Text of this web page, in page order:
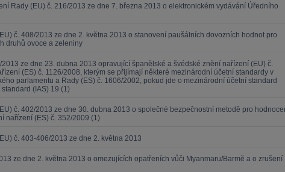
Rady (EU) č. 216/2013 ze dne 7. března 2013 o elektronickém vydávání Úředního
č. 408/2013 ze dne 2. května 2013 o stanovení paušálních dovozních hodnot pro
druhů ovoce a zeleniny
ze dne 23. dubna 2013 opravující španělské a švédské znění nařízení (EU) č.
(ES) č. 1126/2008, kterým se přijímají některé mezinárodní účetní standardy v
parlamentu a Rady (ES) č. 1606/2002, pokud jde o mezinárodní účetní standard
(IAS) 19 (1)
č. 402/2013 ze dne 30. dubna 2013 o společné bezpečnostní metodě pro
nařízení (ES) č. 352/2009 (1)
č. 403-406/2013 ze dne 2. května 2013
ze dne 2. května 2013 o omezujících opatřeních vůči Myanmaru/Barmě a o zrušení